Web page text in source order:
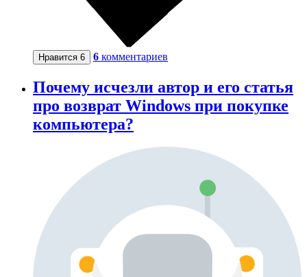
Нравится 6 6 комментариев
Почему исчезли автор и его статья
про возврат Windows при покупке
компьютера?